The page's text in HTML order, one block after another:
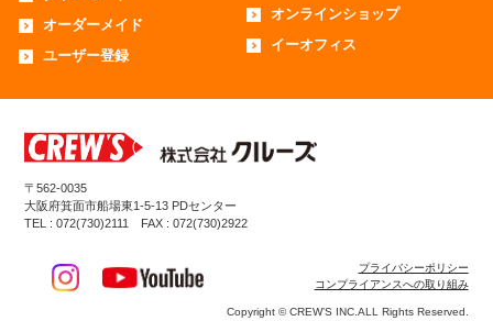
オーダーメイド
ユーザー登録
オンラインショップ
イーオフィス
〒562-0035
大阪府箕面市船場東1-5-13 PDセンター
TEL : 072(730)2111 FAX : 072(730)2922
プライバシーポリシー
コンプライアンスへの取り組み
Copyright © CREW’S INC.ALL Rights Reserved.